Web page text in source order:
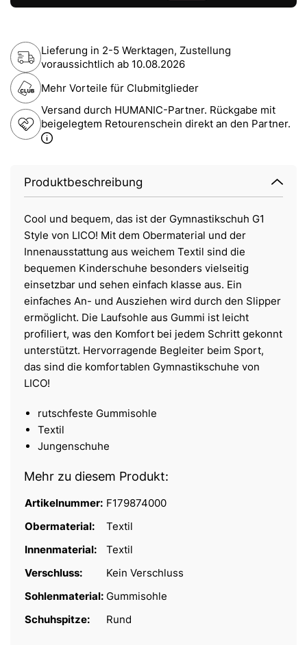
Lieferung in 2-5 Werktagen, Zustellung
voraussichtlich ab 10.08.2026
Mehr Vorteile für Clubmitglieder
Versand durch HUMANIC-Partner. Rückgabe mit
beigelegtem Retourenschein direkt an den Partner.
Produktbeschreibung
Cool und bequem, das ist der Gymnastikschuh G1
Style von LICO! Mit dem Obermaterial und der
Innenausstattung aus weichem Textil sind die
bequemen Kinderschuhe besonders vielseitig
einsetzbar und sehen einfach klasse aus. Ein
einfaches An- und Ausziehen wird durch den Slipper
ermöglicht. Die Laufsohle aus Gummi ist leicht
profiliert, was den Komfort bei jedem Schritt gekonnt
unterstützt. Hervorragende Begleiter beim Sport,
das sind die komfortablen Gymnastikschuhe von
LICO!
rutschfeste Gummisohle
Textil
Jungenschuhe
Mehr zu diesem Produkt:
Artikelnummer: F179874000
Obermaterial:
Textil
Innenmaterial:
Textil
Verschluss:
Kein Verschluss
Sohlenmaterial: Gummisohle
Schuhspitze:
Rund